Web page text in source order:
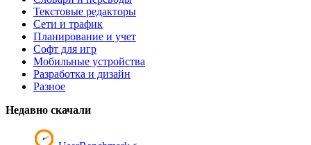
Текстовые редакторы
Сети и трафик
Планирование и учет
Софт для игр
Мобильные устройства
Разработка и дизайн
Разное
Недавно скачали